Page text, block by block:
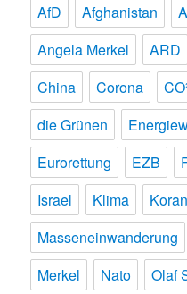
AfD Afghanistan
Angela Merkel
ARD
China
Corona
die Grünen
Eurorettung
EZB
Israel
Klima Koran
Masseneinwanderung
Merkel
Nato Olaf